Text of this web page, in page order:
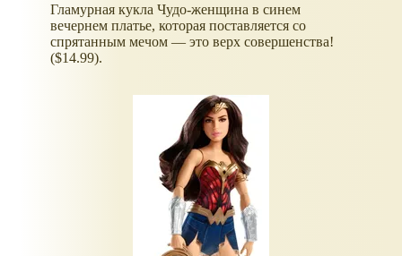
Гламурная кукла Чудо-женщина в синем
вечернем платье, которая поставляется со
спрятанным мечом — это верх совершенства!
($14.99).